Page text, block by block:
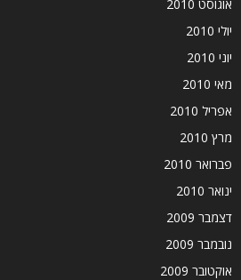
אוגוסט 2010
יולי 2010
יוני 2010
מאי 2010
אפריל 2010
מרץ 2010
פברואר 2010
ינואר 2010
דצמבר 2009
נובמבר 2009
אוקטובר 2009